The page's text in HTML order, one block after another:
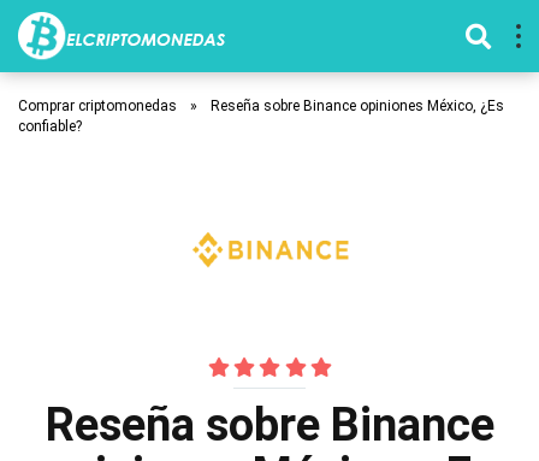
Comprar criptomonedas »
Reseña sobre Binance opiniones México, ¿Es
confiable?
Reseña sobre Binance